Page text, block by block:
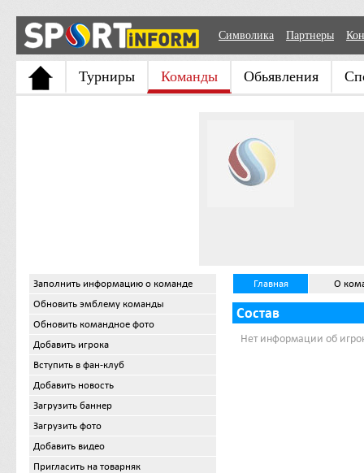
Символика Партнеры
Турниры Команды Обьявления
Заполнить информацию о команде
Обновить эмблему команды
Обновить командное фото
Добавить игрока
Вступить в фан-клуб
Добавить новость
Загрузить баннер
Загрузить фото
Добавить видео
Пригласить на товарняк
Главная О
Состав
Нет информации об